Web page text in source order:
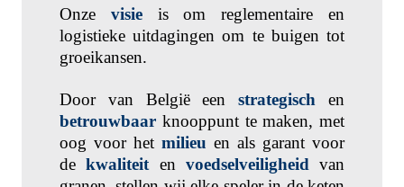
Onze visie
is om reglementaire en
logistieke uitdagingen om te buigen tot
groeikansen.
Door van België eenstrategisch en
betrouwbaar knooppunt te maken, met
oog voor het milieu en als garant voor
dekwaliteit en voedselveiligheid van